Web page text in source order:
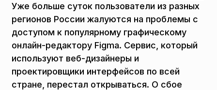
Уже больше суток пользователи из разных
регионов России жалуются на проблемы с
доступом к популярному графическому
онлайн-редактору Figma. Сервис, который
используют веб-дизайнеры и
проектировщики интерфейсов по всей
стране, перестал открываться. О сбое